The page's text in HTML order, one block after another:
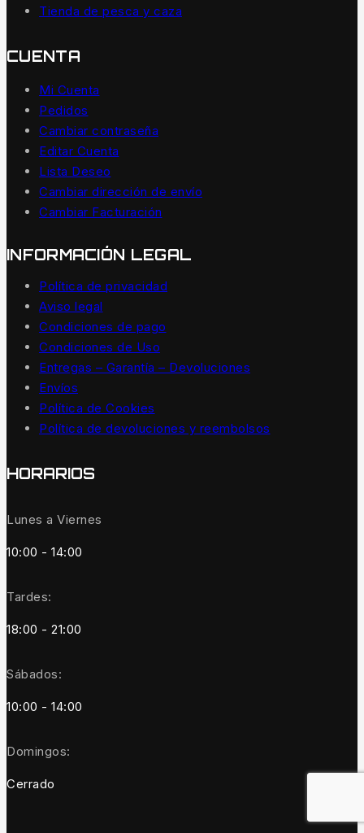
Tienda de pesca y caza
CUENTA
Mi Cuenta
Pedidos
Cambiar contraseña
Editar Cuenta
Lista Deseo
Cambiar dirección de envío
Cambiar Facturación
INFORMACIÓN LEGAL
Política de privacidad
Aviso legal
Condiciones de pago
Condiciones de Uso
Entregas – Garantía – Devoluciones
Envíos
Política de Cookies
Política de devoluciones y reembolsos
HORARIOS
Lunes a Viernes
10:00 - 14:00
Tardes:
18:00 - 21:00
Sábados:
10:00 - 14:00
Domingos:
Cerrado